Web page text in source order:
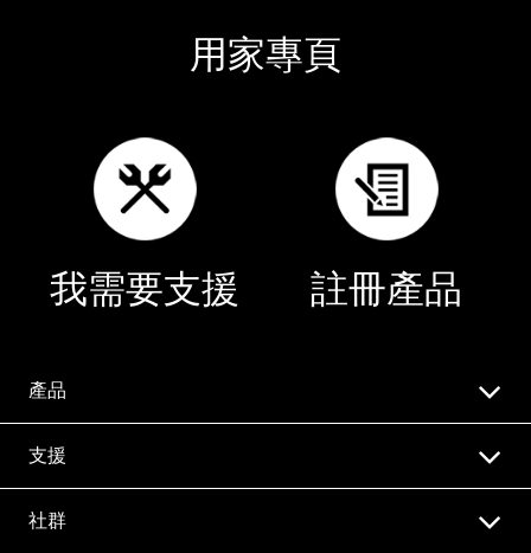
用家專頁
我需要支援 註冊產品
產品
支援
社群